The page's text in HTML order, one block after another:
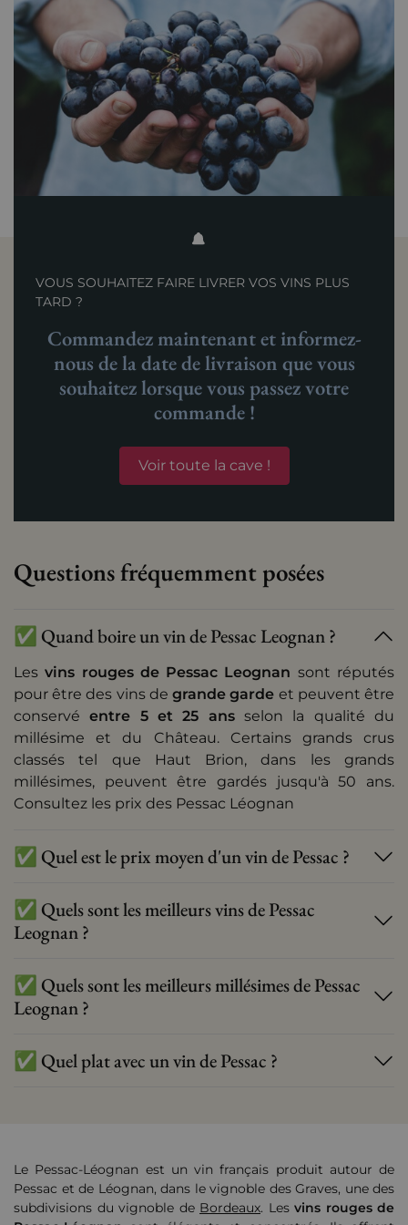
VOUS SOUHAITEZ FAIRE LIVRER VOS VINS PLUS
TARD ?
Commandez maintenant et informez-
nous de la date de livraison que vous
souhaitez lorsque vous passez votre
commande !
Voir toute la cave !
Questions fréquemment posées
✅ Quand boire un vin de Pessac Leognan ?
Lesvins rouges de Pessac Leognan sont réputés
pour être des vins degrande garde et peuvent être
conservéentre 5 et 25 ansselon la qualité du
millésime et du Château.Certains grands crus
classés tel que Haut Brion, dans les grands
millésimes, peuvent être gardés jusqu'à 50 ans.
Consultez les prix des Pessac Léognan
✅ Quel est le prix moyen d'un vin de Pessac ?
✅ Quels sont les meilleurs vins de Pessac
Leognan ?
✅ Quels sont les meilleurs millésimes de Pessac
Leognan ?
✅ Quel plat avec un vin de Pessac ?
Le Pessac-Léognan est un vin français produit autour de
Pessac et de Léognan, dans le vignoble des Graves, une des
subdivisions du vignoble de Bordeaux. Les vins rouges de